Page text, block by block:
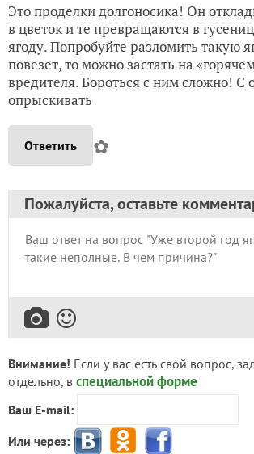
Это проделки долгоносика! Он
в цветок и те превращаются в
ягоду. Попробуйте разломить такую
повезет, то можно застать на
вредителя. Бороться с ним сложно! С
опрыскивать
Ответить ✿
Пожалуйста, оставьте
Внимание! Если у вас есть свой вопрос,
отдельно, в специальной форме
Ваш E-mail:
Или через: